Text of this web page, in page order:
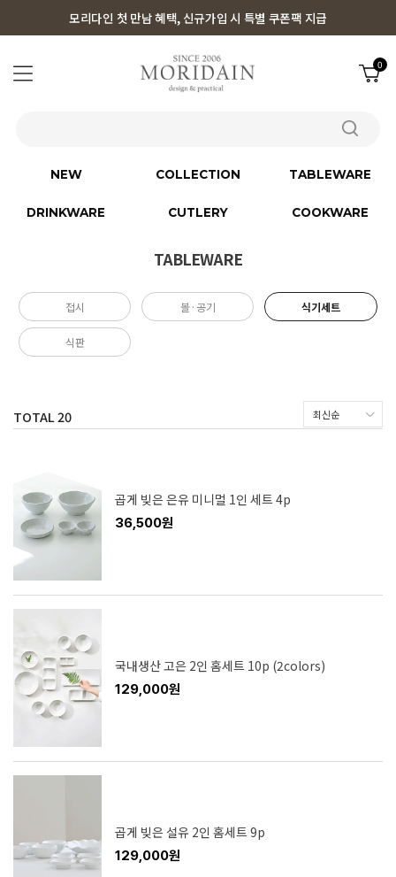
모리다인 첫 만남 혜택, 신규가입 시 특별 쿠폰팩 지급
0
NEW COLLECTION TABLEWARE
DRINKWARE CUTLERY COOKWARE
TABLEWARE
접시 볼·공기 식기세트
식판
TOTAL20
곱게 빚은 은유 미니멀 1인 세트 4p
36,500원
국내생산 고은 2인 홈세트 10p (2colors)
129,000원
곱게 빚은 설유 2인 홈세트 9p
129,000원